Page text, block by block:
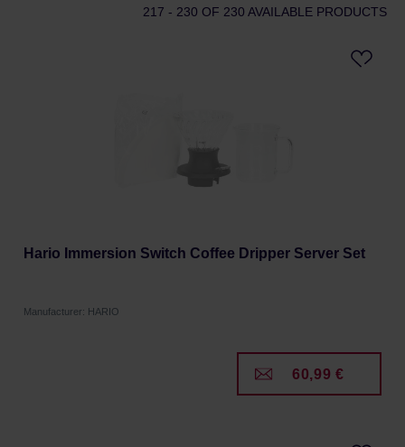
217 - 230 OF 230 AVAILABLE PRODUCTS
Hario Immersion Switch Coffee Dripper Server Set
Manufacturer: HARIO
60,99 €